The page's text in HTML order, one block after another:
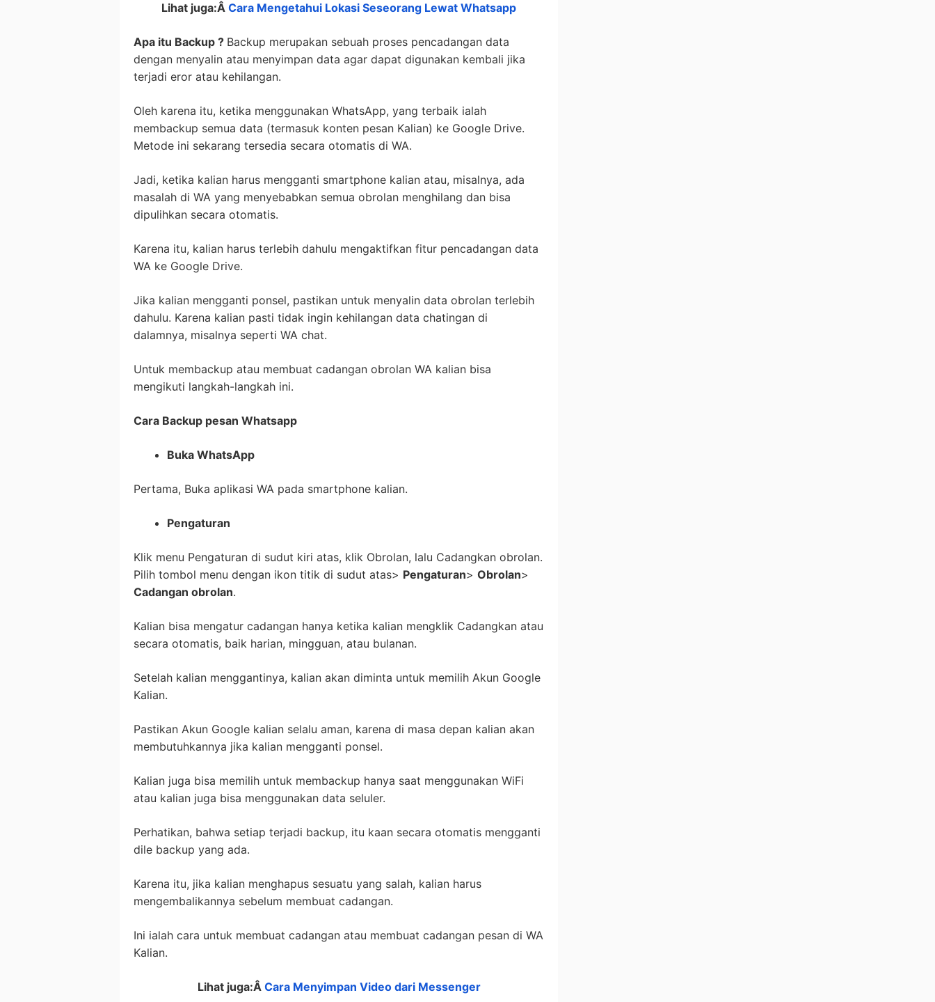
Lihat juga:Â Cara Mengetahui Lokasi Seseorang Lewat Whatsapp
Apa itu Backup ? Backup merupakan sebuah proses pencadangan data
dengan menyalin atau menyimpan data agar dapat digunakan kembali jika
terjadi eror atau kehilangan.
Oleh karena itu, ketika menggunakan WhatsApp, yang terbaik ialah
membackup semua data (termasuk konten pesan Kalian) ke Google Drive.
Metode ini sekarang tersedia secara otomatis di WA.
Jadi, ketika kalian harus mengganti smartphone kalian atau, misalnya, ada
masalah di WA yang menyebabkan semua obrolan menghilang dan bisa
dipulihkan secara otomatis.
Karena itu, kalian harus terlebih dahulu mengaktifkan fitur pencadangan data
WA ke Google Drive.
Jika kalian mengganti ponsel, pastikan untuk menyalin data obrolan terlebih
dahulu. Karena kalian pasti tidak ingin kehilangan data chatingan di
dalamnya, misalnya seperti WA chat.
Untuk membackup atau membuat cadangan obrolan WA kalian bisa
mengikuti langkah-langkah ini.
Cara Backup pesan Whatsapp
Buka WhatsApp
Pertama, Buka aplikasi WA pada smartphone kalian.
Pengaturan
Klik menu Pengaturan di sudut kiri atas, klik Obrolan, lalu Cadangkan obrolan.
Pilih tombol menu dengan ikon titik di sudut atas> Pengaturan> Obrolan>
Cadangan obrolan.
Kalian bisa mengatur cadangan hanya ketika kalian mengklik Cadangkan atau
secara otomatis, baik harian, mingguan, atau bulanan.
Setelah kalian menggantinya, kalian akan diminta untuk memilih Akun Google
Kalian.
Pastikan Akun Google kalian selalu aman, karena di masa depan kalian akan
membutuhkannya jika kalian mengganti ponsel.
Kalian juga bisa memilih untuk membackup hanya saat menggunakan WiFi
atau kalian juga bisa menggunakan data seluler.
Perhatikan, bahwa setiap terjadi backup, itu kaan secara otomatis mengganti
dile backup yang ada.
Karena itu, jika kalian menghapus sesuatu yang salah, kalian harus
mengembalikannya sebelum membuat cadangan.
Ini ialah cara untuk membuat cadangan atau membuat cadangan pesan di WA
Kalian.
Lihat juga:Â Cara Menyimpan Video dari Messenger